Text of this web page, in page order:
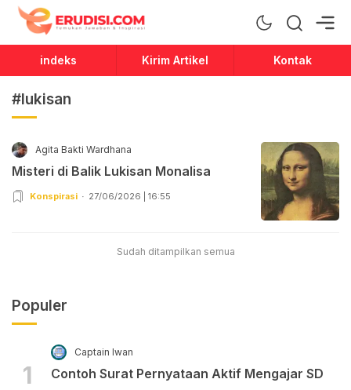
Erudisi
Temukan Jawaban dan Inspirasi
indeks Kirim Artikel Kontak
#lukisan
Agita Bakti Wardhana
Misteri di Balik Lukisan Monalisa
Konspirasi 27/06/2026 | 16:55
Sudah ditampilkan semua
Populer
1
Captain Iwan
Contoh Surat Pernyataan Aktif Mengajar SD